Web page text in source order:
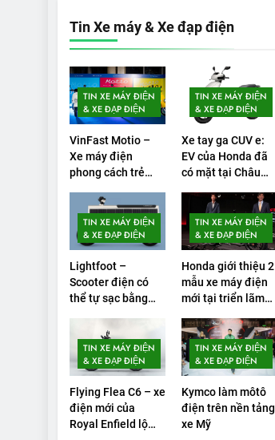
nhiêu km sau mỗi
lần sạc đầy?
THỬ NGHIỆM PHẠM VI
PIN
1
Xe điện Trung Quốc
với pin ‘bán rắn’ đi
được 554 dặm
trong bài kiểm tra
phạm vi
THỬ NGHIỆM PHẠM VI
2
Test quãng đường
thực tế của VinFast
VF3: Vượt công bố
từ nhà sản xuất
THỬ NGHIỆM PHẠM VI
PIN
Thử nghiệm phạm vi
thực tế của Tesla
Model 3 LR 2024
THỬ NGHIỆM PHẠM VI
4
VinFast VF 8 chạy
cao tốc được bao
xa, mỗi kW điện đi
được bao nhiêu km?
THỬ NGHIỆM PHẠM VI
Tin Xe máy & Xe đạp điện
TIN XE MÁY ĐIỆN
& XE ĐẠP ĐIỆN
VinFast Motio –
Xe máy điện
phong cách trẻ
chinh phục Gen
Alpha
TIN XE MÁY ĐIỆN
& XE ĐẠP ĐIỆN
Xe tay ga CUV e:
EV của Honda đã
có mặt tại Châu
cuộc chơi xe điện
TIN XE MÁY ĐIỆN
& XE ĐẠP ĐIỆN
Lightfoot –
Scooter điện có
thể tự sạc bằng
TIN XE MÁY ĐIỆN
& XE ĐẠP ĐIỆN
Honda giới thiệu 2
mẫu xe máy điện
mới tại triển lãm
TIN XE MÁY ĐIỆN
& XE ĐẠP ĐIỆN
Flying Flea C6 – xe
điện mới của
Royal Enfield lộ
TIN XE MÁY ĐIỆN
& XE ĐẠP ĐIỆN
Kymco làm môtô
điện trên nền tảng
xe Mỹ